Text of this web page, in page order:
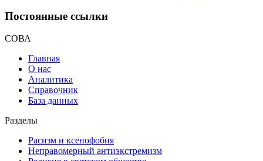
Постоянные ссылки
СОВА
Главная
О нас
Аналитика
Справочник
База данных
Разделы
Расизм и ксенофобия
Неправомерный антиэкстремизм